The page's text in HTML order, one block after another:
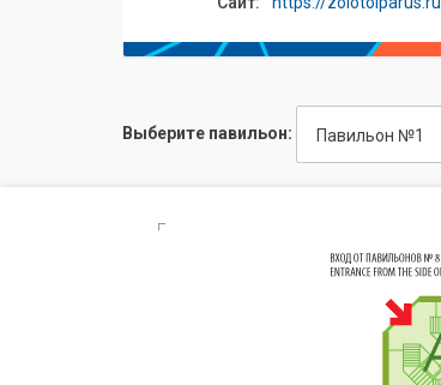
Выберите павильон: Павильон №1